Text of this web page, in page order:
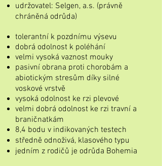
udržovatel: Selgen, a.s. (právně
chráněná odrůda)
tolerantní k pozdnímu výsevu
dobrá odolnost k poléhání
velmi vysoká vaznost mouky
pasivní obrana proti chorobám a
abiotickým stresům díky silné
voskové vrstvě
vysoká odolnost ke rzi plevové
velmi dobrá odolnost ke rzi travní a
braničnatkám
8,4 bodu v indikovaných testech
středně odnoživá, klasového typu
jedním z rodičů je odrůda Bohemia